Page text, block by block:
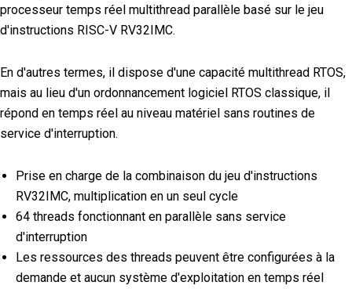
processeur temps réel multithread parallèle basé sur le jeu
d'instructions RISC-V RV32IMC.
En d'autres termes, il dispose d'une capacité multithread RTOS,
mais au lieu d'un ordonnancement logiciel RTOS classique, il
répond en temps réel au niveau matériel sans routines de
service d'interruption.
Prise en charge de la combinaison du jeu d'instructions
RV32IMC, multiplication en un seul cycle
64 threads fonctionnant en parallèle sans service
d'interruption
Les ressources des threads peuvent être configurées à la
demande et aucun système d'exploitation en temps réel